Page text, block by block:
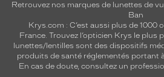
Retrouvez nos marques de lunettes de
Ban
Krys.com : C’est aussi plus de 1000
France. Trouvez l’opticien Krys le plus
lunettes/lentilles sont des dispositifs
produits de santé réglementés portant
En cas de doute, consultez un